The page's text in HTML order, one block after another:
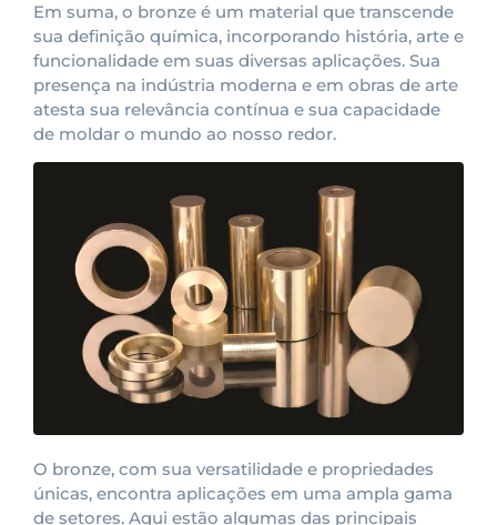
Em suma, o bronze é um material que transcende
sua definição química, incorporando história, arte e
funcionalidade em suas diversas aplicações. Sua
presença na indústria moderna e em obras de arte
atesta sua relevância contínua e sua capacidade
de moldar o mundo ao nosso redor.
O bronze, com sua versatilidade e propriedades
únicas, encontra aplicações em uma ampla gama
de setores. Aqui estão algumas das principais